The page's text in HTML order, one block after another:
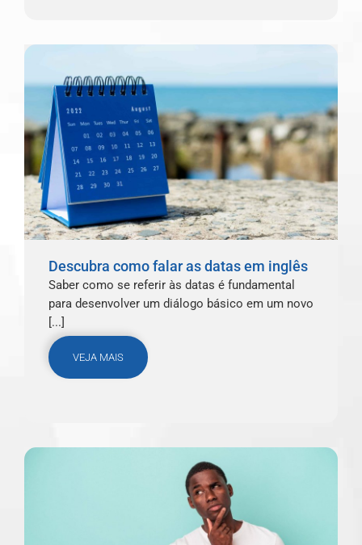
Descubra como falar as datas em inglês
Saber como se referir às datas é fundamental
para desenvolver um diálogo básico em um novo
[...]
VEJA MAIS